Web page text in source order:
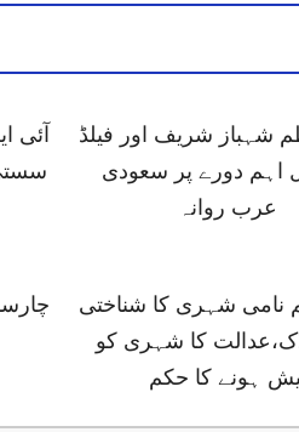
شہباز شریف اور فیلڈ
اہم دورے پر سعودی
عرب روانہ
آئی
نامی شہری کا شناختی
کا شہری کو
ہونے کا حکم